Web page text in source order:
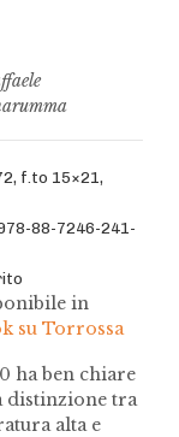
f.to 15×21,
88-7246-241-
in
su Torrossa
ha ben chiare
distinzione tra
alta e